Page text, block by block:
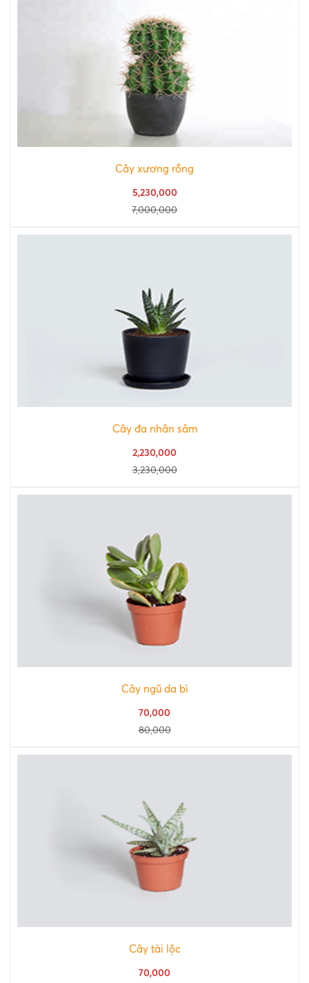
Cây xương rồng
5,230,000
7,000,000
Cây đa nhân sâm
2,230,000
3,230,000
Cây ngũ da bì
70,000
80,000
Cây tài lộc
70,000